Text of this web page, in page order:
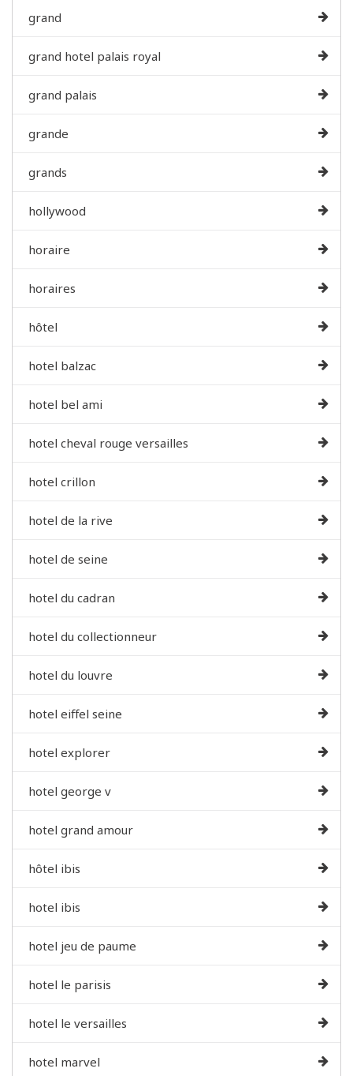
grand
grand hotel palais royal
grand palais
grande
grands
hollywood
horaire
horaires
hôtel
hotel balzac
hotel bel ami
hotel cheval rouge versailles
hotel crillon
hotel de la rive
hotel de seine
hotel du cadran
hotel du collectionneur
hotel du louvre
hotel eiffel seine
hotel explorer
hotel george v
hotel grand amour
hôtel ibis
hotel ibis
hotel jeu de paume
hotel le parisis
hotel le versailles
hotel marvel